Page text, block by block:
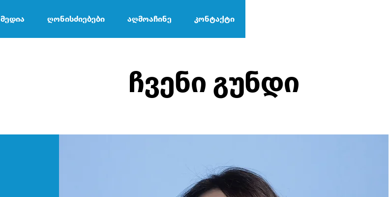
მედია ღონისძიებები აღმოაჩინე კონტაქტი
ჩვენი გუნდი